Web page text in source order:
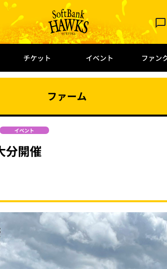
チケット イベント ファン
ファーム
イベント
分開催